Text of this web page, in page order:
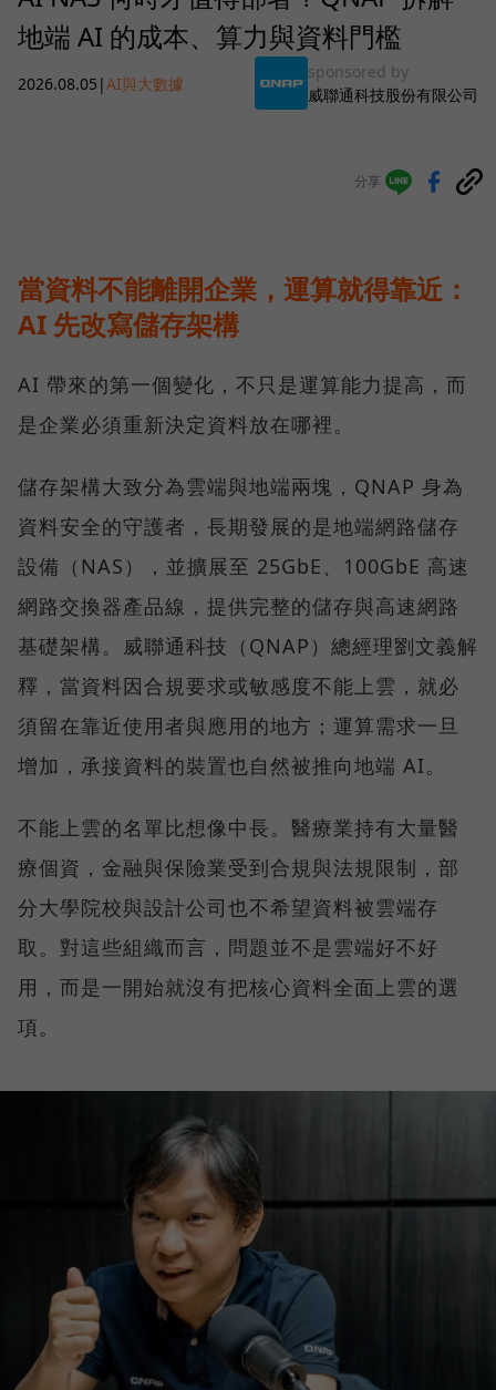
地端 AI 的成本、算力與資料門檻
2026.08.05 |AI與大數據
sponsored by
威聯通科技股份有限公司
分享
當資料不能離開企業，運算就得靠近：
AI 先改寫儲存架構
AI 帶來的第一個變化，不只是運算能力提高，而
是企業必須重新決定資料放在哪裡。
儲存架構大致分為雲端與地端兩塊，QNAP 身為
資料安全的守護者，長期發展的是地端網路儲存
設備（NAS），並擴展至 25GbE、100GbE 高速
網路交換器產品線，提供完整的儲存與高速網路
基礎架構。威聯通科技（QNAP）總經理劉文義解
釋，當資料因合規要求或敏感度不能上雲，就必
須留在靠近使用者與應用的地方；運算需求一旦
增加，承接資料的裝置也自然被推向地端 AI。
不能上雲的名單比想像中長。醫療業持有大量醫
療個資，金融與保險業受到合規與法規限制，部
分大學院校與設計公司也不希望資料被雲端存
取。對這些組織而言，問題並不是雲端好不好
用，而是一開始就沒有把核心資料全面上雲的選
項。